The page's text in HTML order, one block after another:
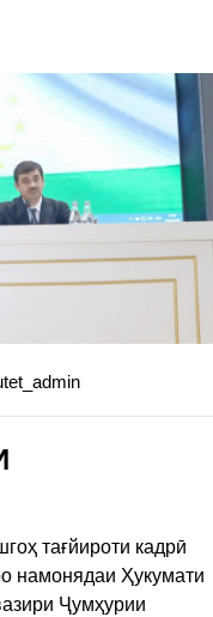
тағйироти кадрӣ
намонядаи Ҳукумати
Ҷумҳурии